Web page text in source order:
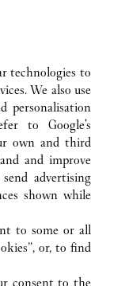
New Tab
New Tab
STAATEN
MALL BOULEVARD
technologies to
We also use
personalisation
to Google's
own and third
and improve
advertising
shown while
to some or all
or, to find
consent to the